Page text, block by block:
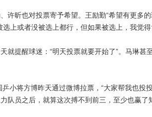
昕也对投票寄予希望。王励勤“希望有更多的
选上或者没被选上都行，但如果被选上，我觉
提醒球迷：“明天投票就要开始了”。马琳甚
将方博昨天通过微博拉票，“大家帮我也投
队员之后，就算这次搏不到前三，至少也赢了